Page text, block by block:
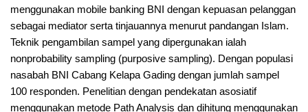
menggunakan mobile banking BNI dengan kepuasan pelanggan
sebagai mediator serta tinjauannya menurut pandangan Islam.
Teknik pengambilan sampel yang dipergunakan ialah
nonprobability sampling (purposive sampling). Dengan populasi
nasabah BNI Cabang Kelapa Gading dengan jumlah sampel
100 responden. Penelitian dengan pendekatan asosiatif
menggunakan metode Path Analysis dan dihitung menggunakan